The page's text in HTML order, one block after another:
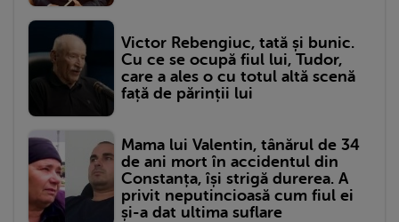
Victor Rebengiuc, tată și bunic.
Cu ce se ocupă fiul lui, Tudor,
care a ales o cu totul altă scenă
față de părinții lui
Mama lui Valentin, tânărul de 34
de ani mort în accidentul din
Constanța, își strigă durerea. A
privit neputincioasă cum fiul ei
și-a dat ultima suflare